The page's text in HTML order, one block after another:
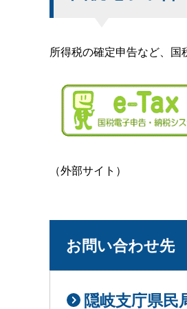
所得税の確定申告など、
（外部サイト）
お問い合わせ先
隠岐支庁県民